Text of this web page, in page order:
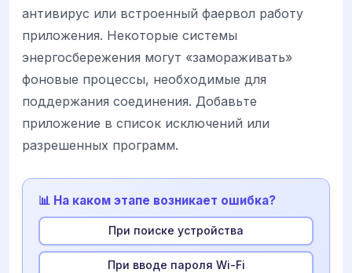
антивирус или встроенный фаервол работу
приложения. Некоторые системы
энергосбережения могут «замораживать»
фоновые процессы, необходимые для
поддержания соединения. Добавьте
приложение в список исключений или
разрешенных программ.
📊 На каком этапе возникает ошибка?
При поиске устройства
При вводе пароля Wi-Fi